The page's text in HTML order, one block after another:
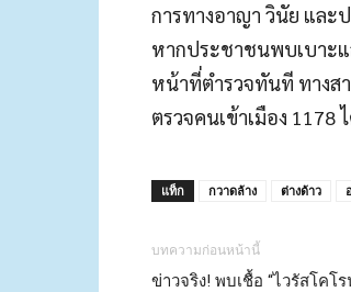
การทางอาญา วินัย และ
หากประชาชนพบเบาะแ
หน้าที่ตำรวจทันที ทางส
ตรวจคนเข้าเมือง 1178
แท็ก กวาดล้าง ต่างด้าว
บทความก่อนหน้านี้
ข่าวจริง! พบเชื้อ “ไวรัสโคโ